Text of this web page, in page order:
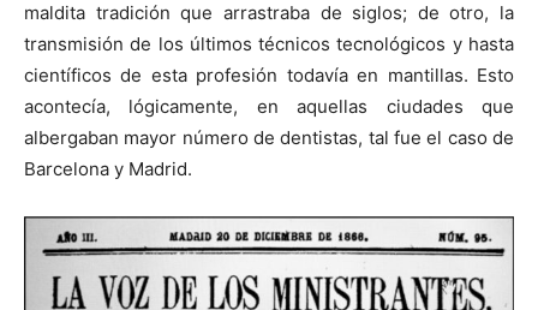
maldita tradición que arrastraba de siglos; de otro, la
transmisión de los últimos técnicos tecnológicos y hasta
científicos de esta profesión todavía en mantillas. Esto
acontecía, lógicamente, en aquellas ciudades que
albergaban mayor número de dentistas, tal fue el caso de
Barcelona y Madrid.